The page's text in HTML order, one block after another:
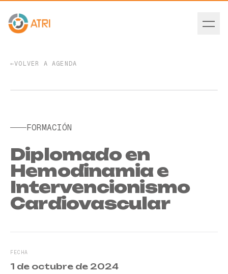
←VOLVER A AGENDA
FORMACIÓN
Diplomado en
Hemodinamia e
Intervencionismo
Cardiovascular
FECHA
1 de octubre de 2024